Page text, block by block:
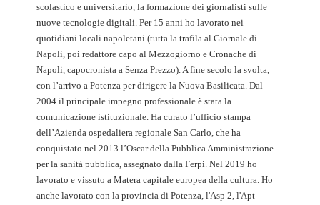
scolastico e universitario, la formazione dei giornalisti sulle
nuove tecnologie digitali. Per 15 anni ho lavorato nei
quotidiani locali napoletani (tutta la trafila al Giornale di
Napoli, poi redattore capo al Mezzogiorno e Cronache di
Napoli, capocronista a Senza Prezzo). A fine secolo la svolta,
con l’arrivo a Potenza per dirigere la Nuova Basilicata. Dal
2004 il principale impegno professionale è stata la
comunicazione istituzionale. Ha curato l’ufficio stampa
dell’Azienda ospedaliera regionale San Carlo, che ha
conquistato nel 2013 l’Oscar della Pubblica Amministrazione
per la sanità pubblica, assegnato dalla Ferpi. Nel 2019 ho
lavorato e vissuto a Matera capitale europea della cultura. Ho
anche lavorato con la provincia di Potenza, l'Asp 2, l'Apt